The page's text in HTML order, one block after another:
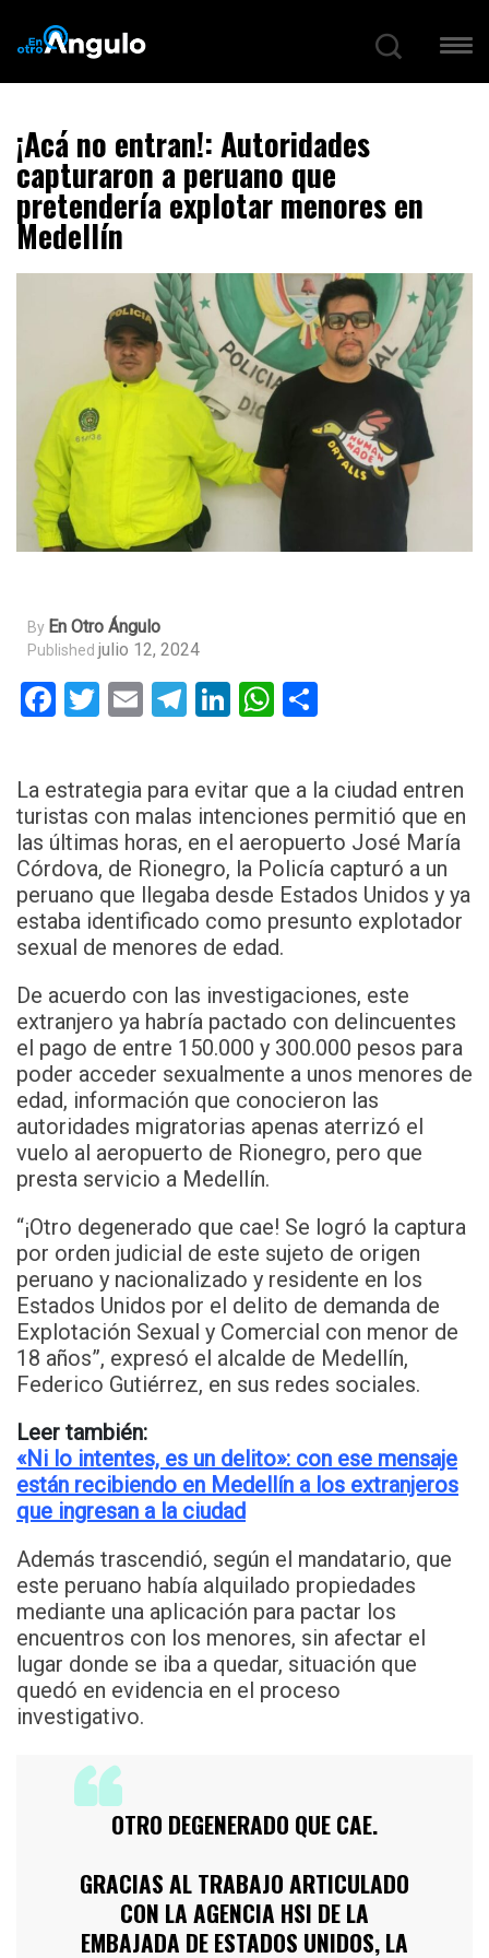
¡Acá no entran!: Autoridades
capturaron a peruano que
pretendería explotar menores en
Medellín
By En Otro Ángulo
Published julio 12, 2024
Facebook
Twitter
EmailTelegram
LinkedIn
WhatsApp
La estrategia para evitar que a la ciudad entren
turistas con malas intenciones permitió que en
las últimas horas, en el aeropuerto José María
Córdova, de Rionegro, la Policía capturó a un
peruano que llegaba desde Estados Unidos y ya
estaba identificado como presunto explotador
sexual de menores de edad.
De acuerdo con las investigaciones, este
extranjero ya habría pactado con delincuentes
el pago de entre 150.000 y 300.000 pesos para
poder acceder sexualmente a unos menores de
edad, información que conocieron las
autoridades migratorias apenas aterrizó el
vuelo al aeropuerto de Rionegro, pero que
presta servicio a Medellín.
“¡Otro degenerado que cae! Se logró la captura
por orden judicial de este sujeto de origen
peruano y nacionalizado y residente en los
Estados Unidos por el delito de demanda de
Explotación Sexual y Comercial con menor de
18 años”, expresó el alcalde de Medellín,
Federico Gutiérrez, en sus redes sociales.
Leer también:
«Ni lo intentes, es un delito»: con ese mensaje
están recibiendo en Medellín a los extranjeros
que ingresan a la ciudad
Además trascendió, según el mandatario, que
este peruano había alquilado propiedades
mediante una aplicación para pactar los
encuentros con los menores, sin afectar el
lugar donde se iba a quedar, situación que
quedó en evidencia en el proceso
investigativo.
OTRO DEGENERADO QUE CAE.
GRACIAS AL TRABAJO ARTICULADO
CON LA AGENCIA HSI DE LA
EMBAJADA DE ESTADOS UNIDOS, LA